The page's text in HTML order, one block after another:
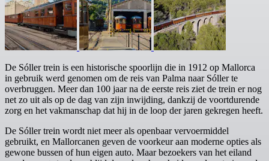
De Sóller trein is een historische spoorlijn die in 1912 op Mallorca
in gebruik werd genomen om de reis van Palma naar Sóller te
overbruggen. Meer dan 100 jaar na de eerste reis ziet de trein er nog
net zo uit als op de dag van zijn inwijding, dankzij de voortdurende
zorg en het vakmanschap dat hij in de loop der jaren gekregen heeft.
De Sóller trein wordt niet meer als openbaar vervoermiddel
gebruikt, en Mallorcanen geven de voorkeur aan moderne opties als
gewone bussen of hun eigen auto. Maar bezoekers van het eiland